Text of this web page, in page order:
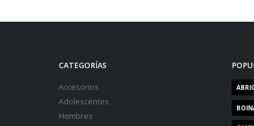
CATEGORÍAS
Accesorios
Adolescentes
Hombres